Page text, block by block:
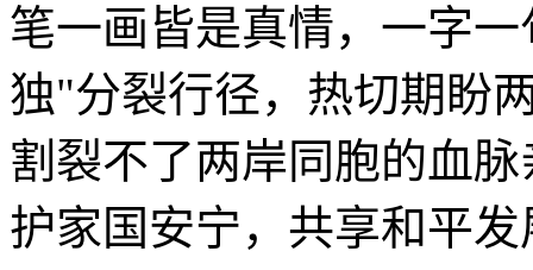
笔一画皆是真情，一字
独"分裂行径，热切期盼
割裂不了两岸同胞的血
护家国安宁，共享和平